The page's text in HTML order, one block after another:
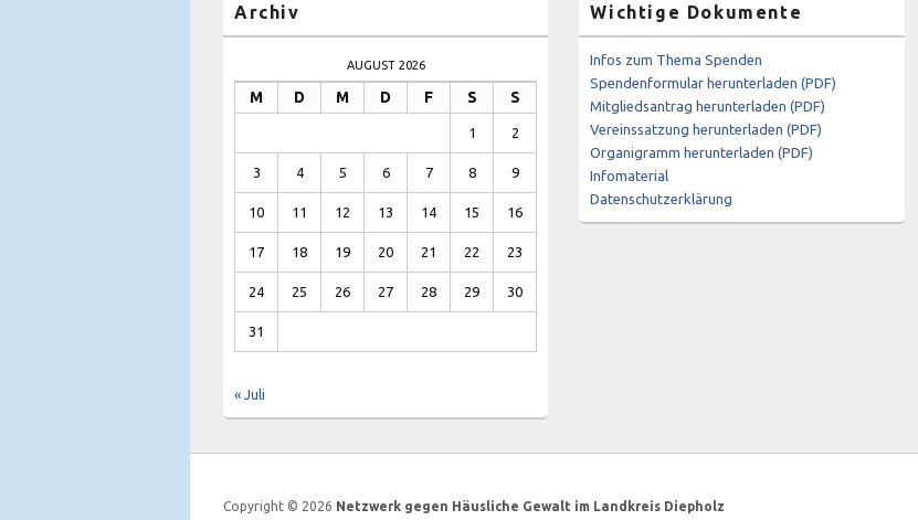
Archiv
AUGUST 2026
M D M D F S S
1 2
3 4 5 6 7 8 9
10 11 12 13 14 15 16
17 18 19 20 21 22 23
24 25 26 27 28 29 30
31
« Juli
Wichtige Dokumente
Infos zum Thema Spenden
Spendenformular herunterladen (PDF)
Mitgliedsantrag herunterladen (PDF)
Vereinssatzung herunterladen (PDF)
Organigramm herunterladen (PDF)
Infomaterial
Datenschutzerklärung
Copyright © 2026 Netzwerk gegen Häusliche Gewalt im Landkreis Diepholz